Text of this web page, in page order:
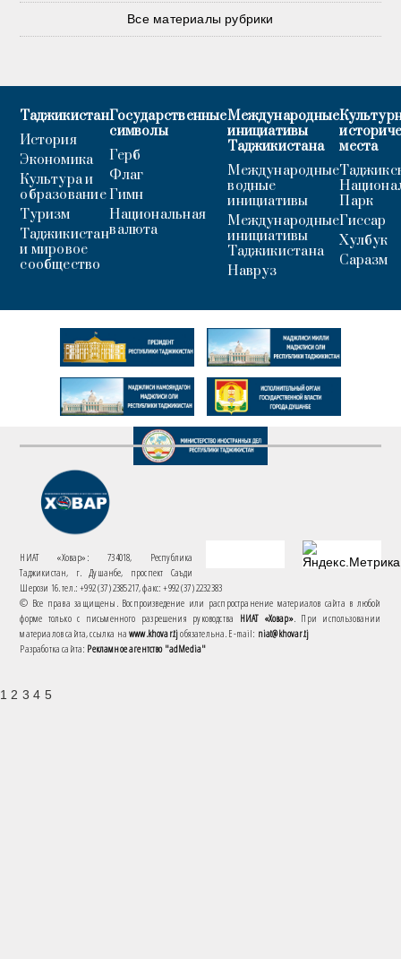
Все материалы рубрики
Таджикистан
История
Экономика
Культура и
образование
Туризм
Таджикистан
и мировое
сообщество
Государственные
символы
Герб
Флаг
Гимн
Национальная
валюта
Международные
инициативы
Таджикистана
Международные
водные
инициативы
Международные
инициативы
Таджикистана
Навруз
места
Парк
Гиссар
Хулбук
Саразм
НИАТ «Ховар»: 734018, Республика
Таджикистан, г. Душанбе, проспект Саъди
Шерози 16. тел.: +992 (37) 2385217, факс: +992 (37) 2232383
© Все права защищены. Воспроизведение или распространение материалов сайта в любой
форме только с письменного разрешения руководства НИАТ «Ховар». При использовании
материалов сайта, ссылка наwww.khovar.tjобязательна. E-mail: niat@khovar.tj
Разработка сайта: Рекламное агентство "adMedia"
1 2 3 4 5